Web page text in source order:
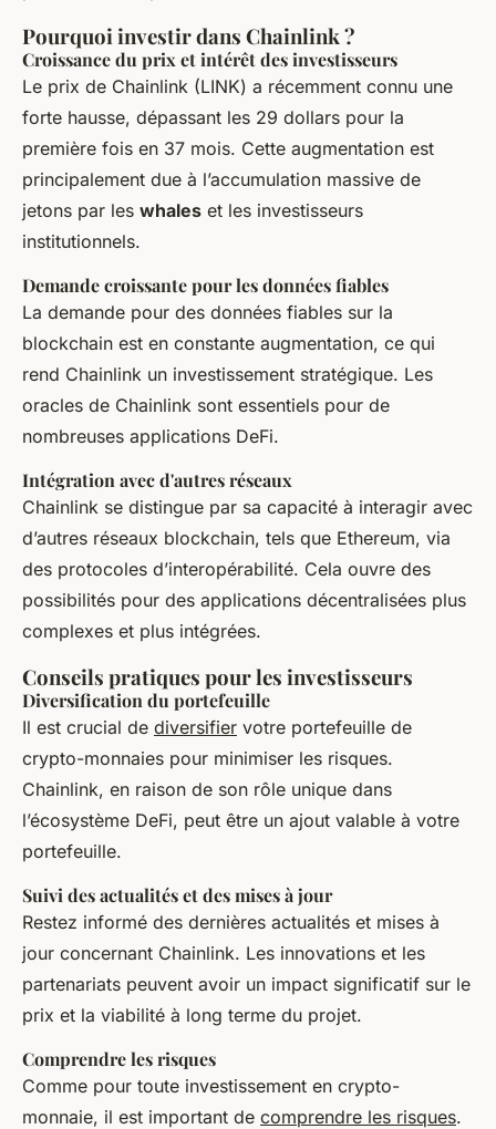
Pourquoi investir dans Chainlink ?
Croissance du prix et intérêt des investisseurs
Le prix de Chainlink (LINK) a récemment connu une
forte hausse, dépassant les 29 dollars pour la
première fois en 37 mois. Cette augmentation est
principalement due à l’accumulation massive de
jetons par les whales et les investisseurs
institutionnels.
Demande croissante pour les données fiables
La demande pour des données fiables sur la
blockchain est en constante augmentation, ce qui
rend Chainlink un investissement stratégique. Les
oracles de Chainlink sont essentiels pour de
nombreuses applications DeFi.
Intégration avec d'autres réseaux
Chainlink se distingue par sa capacité à interagir avec
d’autres réseaux blockchain, tels que Ethereum, via
des protocoles d’interopérabilité. Cela ouvre des
possibilités pour des applications décentralisées plus
complexes et plus intégrées.
Conseils pratiques pour les investisseurs
Diversification du portefeuille
Il est crucial de diversifier votre portefeuille de
crypto-monnaies pour minimiser les risques.
Chainlink, en raison de son rôle unique dans
l’écosystème DeFi, peut être un ajout valable à votre
portefeuille.
Suivi des actualités et des mises à jour
Restez informé des dernières actualités et mises à
jour concernant Chainlink. Les innovations et les
partenariats peuvent avoir un impact significatif sur le
prix et la viabilité à long terme du projet.
Comprendre les risques
Comme pour toute investissement en crypto-
monnaie, il est important de comprendre les risques.